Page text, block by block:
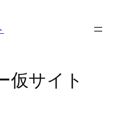
仮サイト